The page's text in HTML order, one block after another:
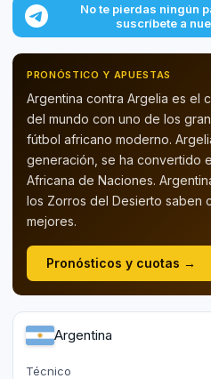
No te pierdas ningún
suscríbete a
PRONÓSTICO Y APUESTAS
Argentina contra Argelia es el
del mundo con uno de los
fútbol africano moderno.
generación, se ha convertido
Africana de Naciones.
los Zorros del Desierto saben
mejores.
Pronósticos y cuotas →
Argentina
Técnico